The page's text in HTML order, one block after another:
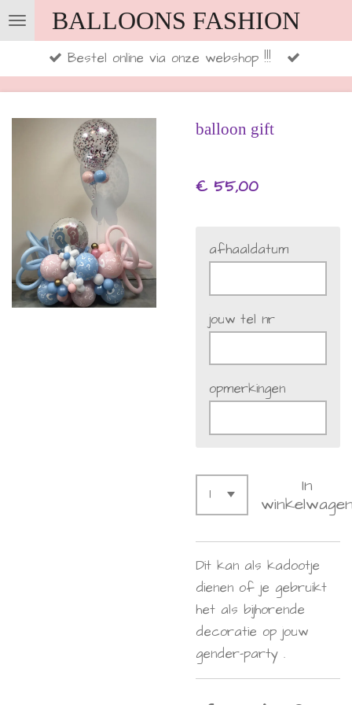
Ga
direct
BALLOONS FASHION
Bestel online via onze webshop !!!
balloon gift
€ 55,00
afhaaldatum
jouw tel nr
opmerkingen
In
Dit kan als kadootje
dienen of je gebruikt
het als bijhorende
decoratie op jouw
gender-party .